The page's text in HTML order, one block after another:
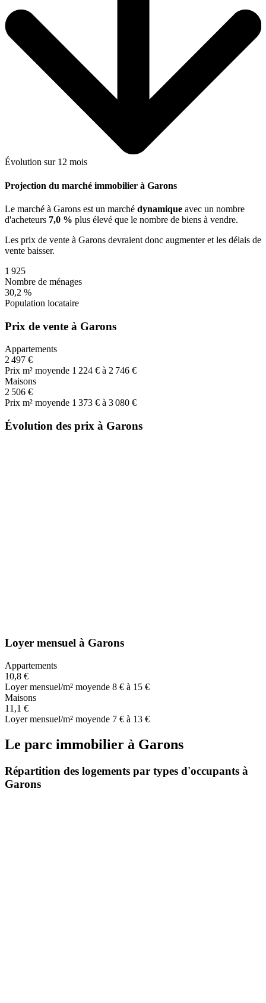
Évolution sur 12 mois
Projection du marché immobilier à Garons
Le marché à Garons est un marché dynamique avec un nombre
d'acheteurs 7,0 % plus élevé que le nombre de biens à vendre.
Les prix de vente à Garons devraient donc augmenteret les délais de
vente baisser.
1 925
Nombre de ménages
30,2 %
Population locataire
Prix de vente à Garons
Appartements
2 497 €
Prix m² moyende 1 224 € à 2 746 €
Maisons
2 506 €
Prix m² moyende 1 373 € à 3 080 €
Évolution des prix à Garons
Loyer mensuel à Garons
Appartements
10,8 €
Loyer mensuel/m² moyende 8 € à 15 €
Maisons
11,1 €
Loyer mensuel/m² moyende 7 € à 13 €
Le parc immobilier à Garons
Répartition des logements par types d'occupants à
Garons